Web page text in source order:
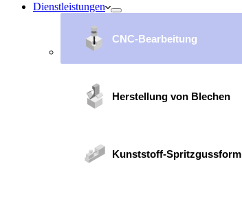
Dienstleistungen
CNC-Bearbeitung
Herstellung von Blechen
Kunststoff-Spritzgussform